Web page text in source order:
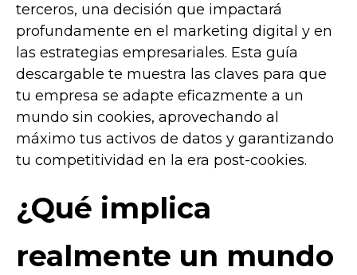
terceros, una decisión que impactará
profundamente en el marketing digital y en
las estrategias empresariales. Esta guía
descargable te muestra las claves para que
tu empresa se adapte eficazmente a un
mundo sin cookies, aprovechando al
máximo tus activos de datos y garantizando
tu competitividad en la era post-cookies.
¿Qué implica
realmente un mundo